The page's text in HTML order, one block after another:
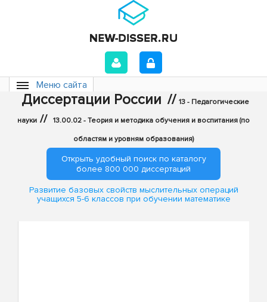
Меню сайта
Диссертации России // 13 - Педагогические
науки // 13.00.02 - Теория и методика обучения и воспитания (по
областям и уровням образования)
Открыть удобный поиск по каталогу
более 800 000 диссертаций
Развитие базовых свойств мыслительных операций
учащихся 5-6 классов при обучении математике